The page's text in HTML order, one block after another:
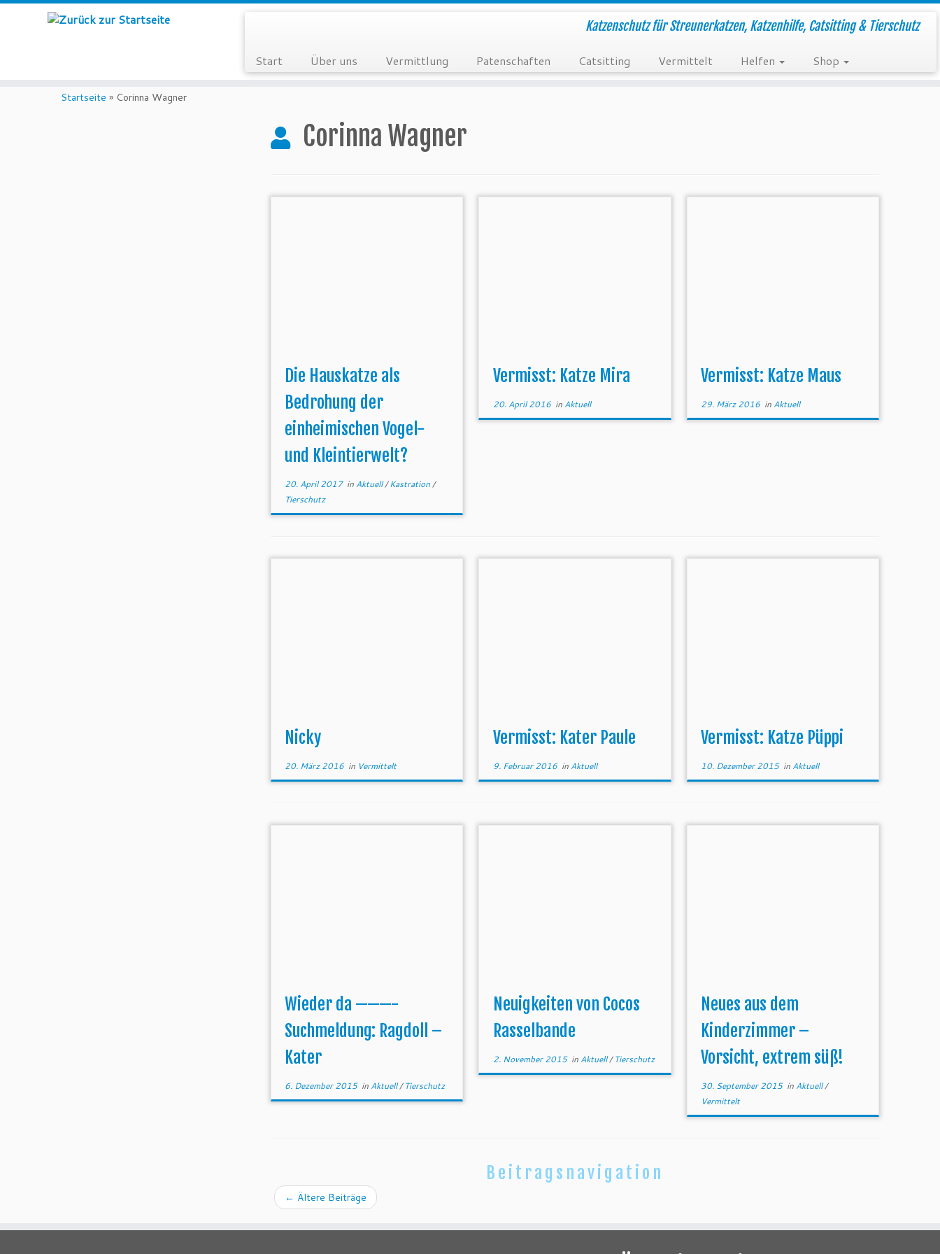
Katzenschutz für Streunerkatzen, Katzenhilfe, Catsitting & Tierschutz
Start Über uns Vermittlung Patenschaften Catsitting Vermittelt Helfen Shop
Startseite » Corinna Wagner
Corinna Wagner
Die Hauskatze als
Bedrohung der
einheimischen Vogel-
und Kleintierwelt?
20. April 2017in Aktuell/Kastration/
Tierschutz
Vermisst: Katze Mira
20. April 2016in Aktuell
Vermisst: Katze Maus
29. März 2016in Aktuell
Nicky
20. März 2016 in Vermittelt
Vermisst: Kater Paule
9. Februar 2016in Aktuell
Vermisst: Katze Püppi
10. Dezember 2015in Aktuell
Wieder da ———-
Suchmeldung: Ragdoll –
Kater
6. Dezember 2015in Aktuell/Tierschutz
Neuigkeiten von Cocos
Rasselbande
2. November 2015in Aktuell/Tierschutz
Neues aus dem
Kinderzimmer –
Vorsicht, extrem süß!
30. September 2015in Aktuell/
Vermittelt
Beitragsnavigation
← Ältere Beiträge